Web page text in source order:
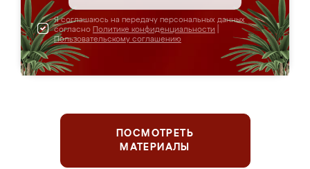
Я соглашаюсь на передачу персональных данных
согласно Политике конфиденциальности
Пользовательскому соглашению
ПОСМОТРЕТЬ
МАТЕРИАЛЫ